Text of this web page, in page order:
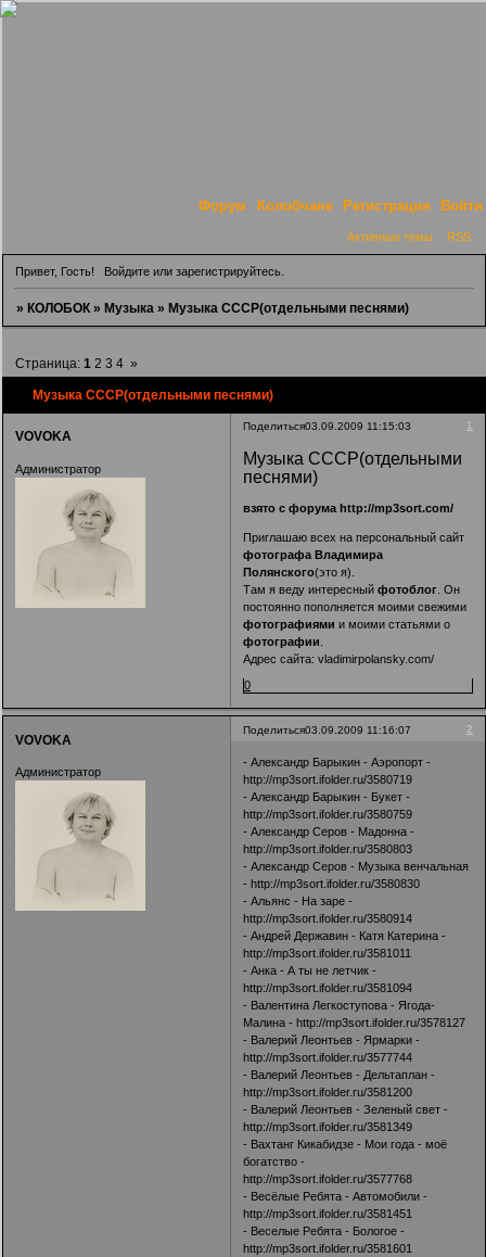
Форум Колобчане Регистрация Войти
Активные темы RSS
Привет, Гость! Войдитеили зарегистрируйтесь.
»КОЛОБОК »Музыка »Музыка СССР(отдельными песнями)
Музыка СССР(отдельными песнями)
Страница:1 2 3 4 »
Поделиться 1
03.09.2009 11:15:03
VOVOKA
Администратор
Музыка СССР(отдельными
песнями)
взято с форумаhttp://mp3sort.com/
Приглашаю всех на персональный сайт
фотографа Владимира
Полянского(это я).
Там я веду интересныйфотоблог . Он
постоянно пополняется моими свежими
фотографиямии моими статьями о
фотографии
Адрес сайта:vladimirpolansky.com/
0
Поделиться 2
03.09.2009 11:16:07
VOVOKA
Администратор
- Александр Барыкин - Аэропорт -
http://mp3sort.ifolder.ru/3580719
- Александр Барыкин - Букет -
http://mp3sort.ifolder.ru/3580759
- Александр Серов - Мадонна -
http://mp3sort.ifolder.ru/3580803
- Александр Серов - Музыка венчальная
- http://mp3sort.ifolder.ru/3580830
- Альянс - На заре -
http://mp3sort.ifolder.ru/3580914
- Андрей Державин - Катя Катерина -
http://mp3sort.ifolder.ru/3581011
- Анка - А ты не летчик -
http://mp3sort.ifolder.ru/3581094
- Валентина Легкоступова - Ягода-
Малина - http://mp3sort.ifolder.ru/3578127
- Валерий Леонтьев - Ярмарки -
http://mp3sort.ifolder.ru/3577744
- Валерий Леонтьев - Дельтаплан -
http://mp3sort.ifolder.ru/3581200
- Валерий Леонтьев - Зеленый свет -
http://mp3sort.ifolder.ru/3581349
- Вахтанг Кикабидзе - Мои года - моё
богатство -
http://mp3sort.ifolder.ru/3577768
- Весёлые Ребята - Автомобили -
http://mp3sort.ifolder.ru/3581451
- Веселые Ребята - Бологое -
http://mp3sort.ifolder.ru/3581601